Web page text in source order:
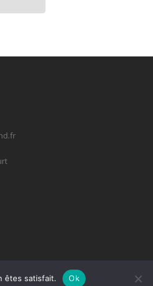
contacter
êtes satisfait. Ok